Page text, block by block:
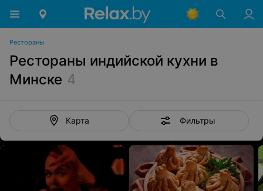
Рестораны
Рестораны индийской кухни в
Минске 4
Карта Фильтры